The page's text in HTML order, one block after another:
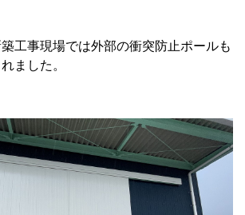
工事現場では外部の衝突防止ポールも
ました。